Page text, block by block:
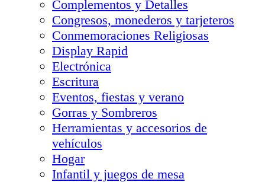
Complementos y Detalles
Congresos, monederos y tarjeteros
Conmemoraciones Religiosas
Display Rapid
Electrónica
Escritura
Eventos, fiestas y verano
Gorras y Sombreros
Herramientas y accesorios de
vehículos
Hogar
Infantil y juegos de mesa